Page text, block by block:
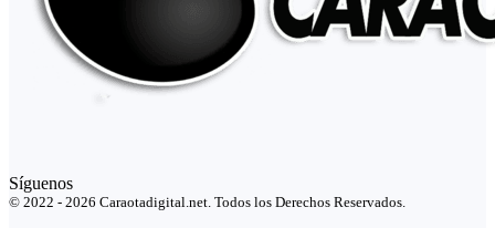
Síguenos
© 2022 - 2026 Caraotadigital.net. Todos los Derechos Reservados.